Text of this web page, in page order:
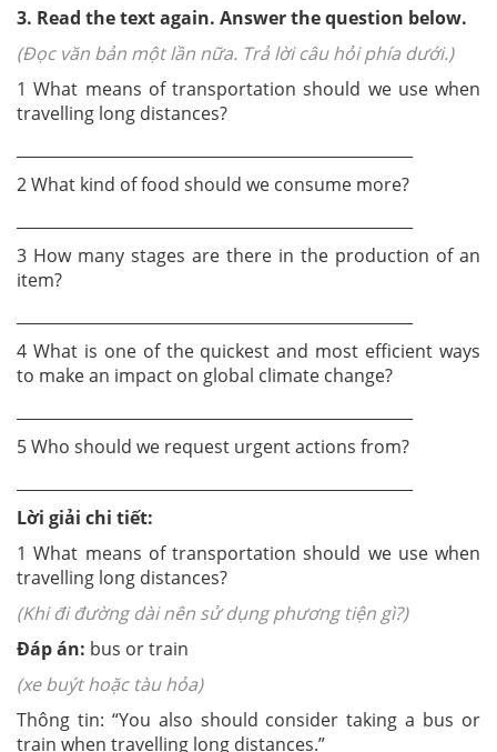
3. Read the text again. Answer the question below.
(Đọc văn bản một lần nữa. Trả lời câu hỏi phía dưới.)
1 What means of transportation should we use when
travelling long distances?
2 What kind of food should we consume more?
3 How many stages are there in the production of an
item?
4 What is one of the quickest and most efficient ways
to make an impact on global climate change?
5 Who should we request urgent actions from?
Lời giải chi tiết:
1 What means of transportation should we use when
travelling long distances?
(Khi đi đường dài nên sử dụng phương tiện gì?)
Đáp án: bus or train
(xe buýt hoặc tàu hỏa)
Thông tin: “You also should consider taking a bus or
train when travelling long distances.”